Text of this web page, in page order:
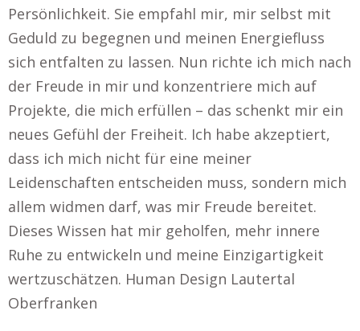
Persönlichkeit. Sie empfahl mir, mir selbst mit
Geduld zu begegnen und meinen Energiefluss
sich entfalten zu lassen. Nun richte ich mich nach
der Freude in mir und konzentriere mich auf
Projekte, die mich erfüllen – das schenkt mir ein
neues Gefühl der Freiheit. Ich habe akzeptiert,
dass ich mich nicht für eine meiner
Leidenschaften entscheiden muss, sondern mich
allem widmen darf, was mir Freude bereitet.
Dieses Wissen hat mir geholfen, mehr innere
Ruhe zu entwickeln und meine Einzigartigkeit
wertzuschätzen. Human Design Lautertal
Oberfranken